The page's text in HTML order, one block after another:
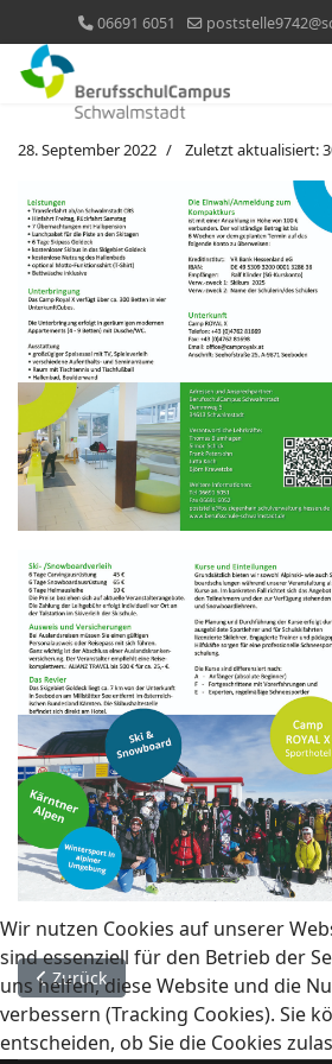
06691 6051
28. September 2022 Zuletzt aktualisiert:
Vorheriger Beitrag: ZFA
Zurück
Wir nutzen Cookies auf unserer
sind essenziell für den Betrieb der
uns helfen, diese Website und die
verbessern (Tracking Cookies). Sie
entscheiden, ob Sie die Cookies